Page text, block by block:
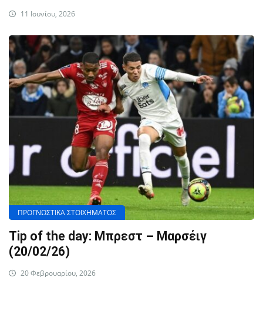
11 Ιουνίου, 2026
ΠΡΟΓΝΩΣΤΙΚΑ ΣΤΟΙΧΗΜΑΤΟΣ
Tip of the day: Μπρεστ – Μαρσέιγ
(20/02/26)
20 Φεβρουαρίου, 2026